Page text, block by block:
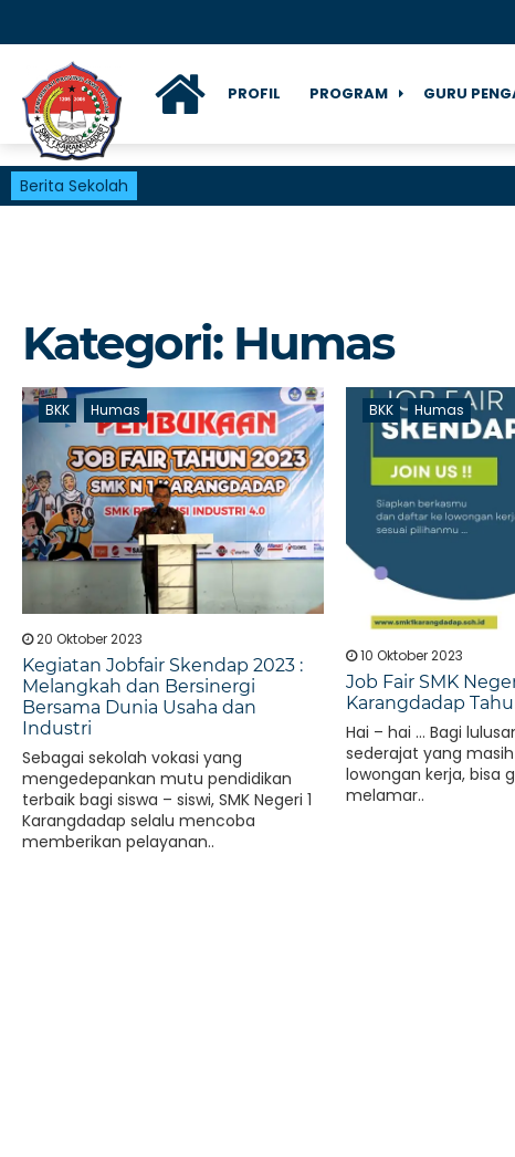
PROFIL PROGRAM GURU
Berita Sekolah
Kategori: Humas
BKK Humas
20 Oktober 2023
Kegiatan Jobfair Skendap 2023 :
Melangkah dan Bersinergi
Bersama Dunia Usaha dan
Industri
Sebagai sekolah vokasi yang
mengedepankan mutu pendidikan
terbaik bagi siswa – siswi, SMK Negeri 1
Karangdadap selalu mencoba
memberikan pelayanan..
BKK Humas
10 Oktober 2023
Job Fair SMK
Karangdadap
Hai – hai … Bagi
sederajat yang
lowongan kerja, bisa
melamar..